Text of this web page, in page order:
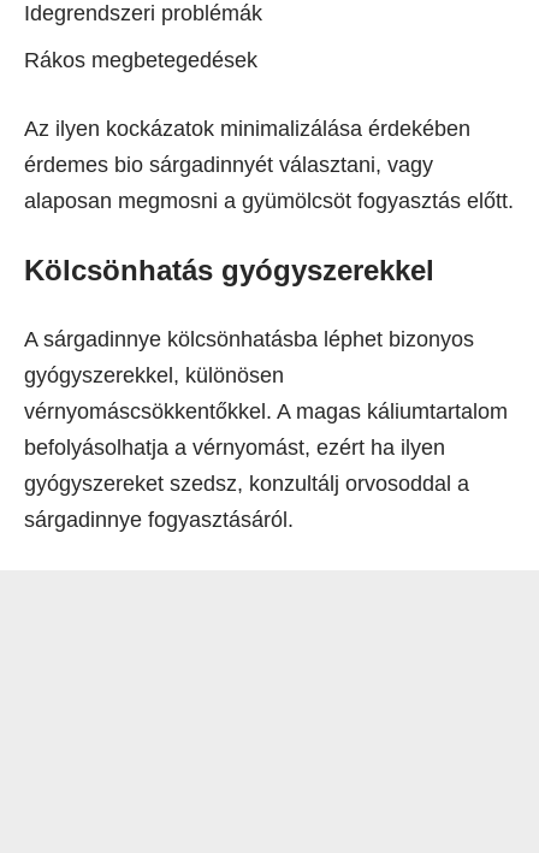
Idegrendszeri problémák
Rákos megbetegedések
Az ilyen kockázatok minimalizálása érdekében
érdemes bio sárgadinnyét választani, vagy
alaposan megmosni a gyümölcsöt fogyasztás előtt.
Kölcsönhatás gyógyszerekkel
A sárgadinnye kölcsönhatásba léphet bizonyos
gyógyszerekkel, különösen
vérnyomáscsökkentőkkel. A magas káliumtartalom
befolyásolhatja a vérnyomást, ezért ha ilyen
gyógyszereket szedsz, konzultálj orvosoddal a
sárgadinnye fogyasztásáról.